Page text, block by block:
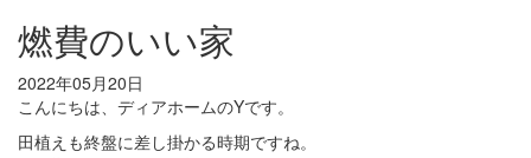
燃費のいい家
2022年05月20日
こんにちは、ディアホームのYです。
田植えも終盤に差し掛かる時期ですね。